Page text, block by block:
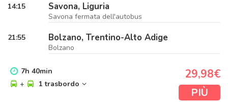
14:15 Savona, Liguria
Savona fermata dell'autobus
21:55 Bolzano, Trentino-Alto Adige
Bolzano
7h 40min
+
1 trasbordo
29,98€
PIÙ